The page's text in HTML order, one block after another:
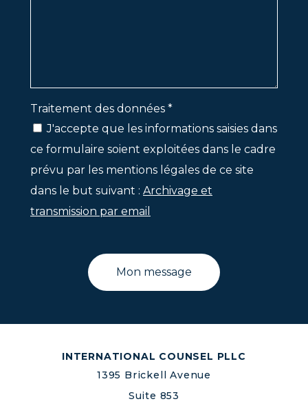
Traitement des données *
J'accepte que les informations saisies dans
ce formulaire soient exploitées dans le cadre
prévu par les mentions légales de ce site
dans le but suivant : Archivage et
transmission par email
INTERNATIONAL COUNSEL PLLC
1395 Brickell Avenue
Suite 853